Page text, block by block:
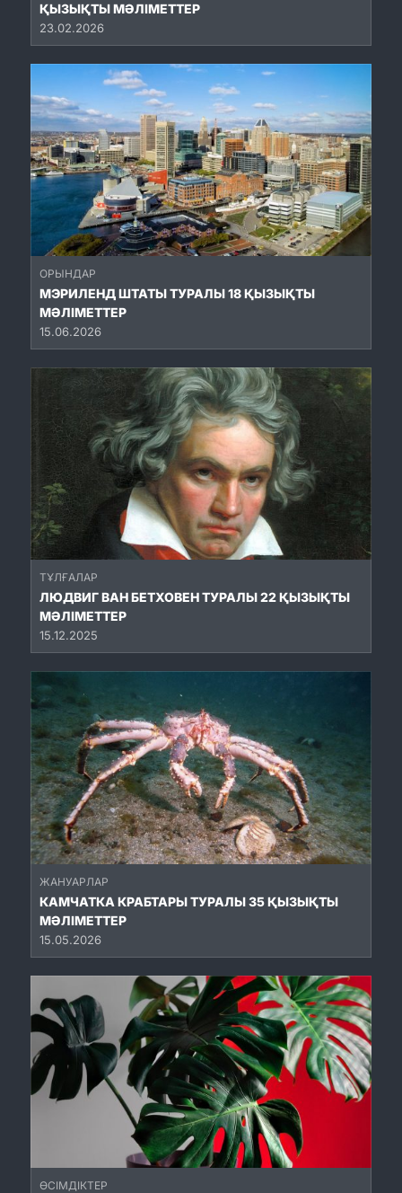
ҚЫЗЫҚТЫ МӘЛІМЕТТЕР
23.02.2026
ОРЫНДАР
МЭРИЛЕНД ШТАТЫ ТУРАЛЫ 18 ҚЫЗЫҚТЫ
МӘЛІМЕТТЕР
15.06.2026
ТҰЛҒАЛАР
ЛЮДВИГ ВАН БЕТХОВЕН ТУРАЛЫ 22 ҚЫЗЫҚТЫ
МӘЛІМЕТТЕР
15.12.2025
ЖАНУАРЛАР
КАМЧАТКА КРАБТАРЫ ТУРАЛЫ 35 ҚЫЗЫҚТЫ
МӘЛІМЕТТЕР
15.05.2026
ӨСІМДІКТЕР